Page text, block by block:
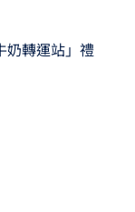
奶轉運站」禮